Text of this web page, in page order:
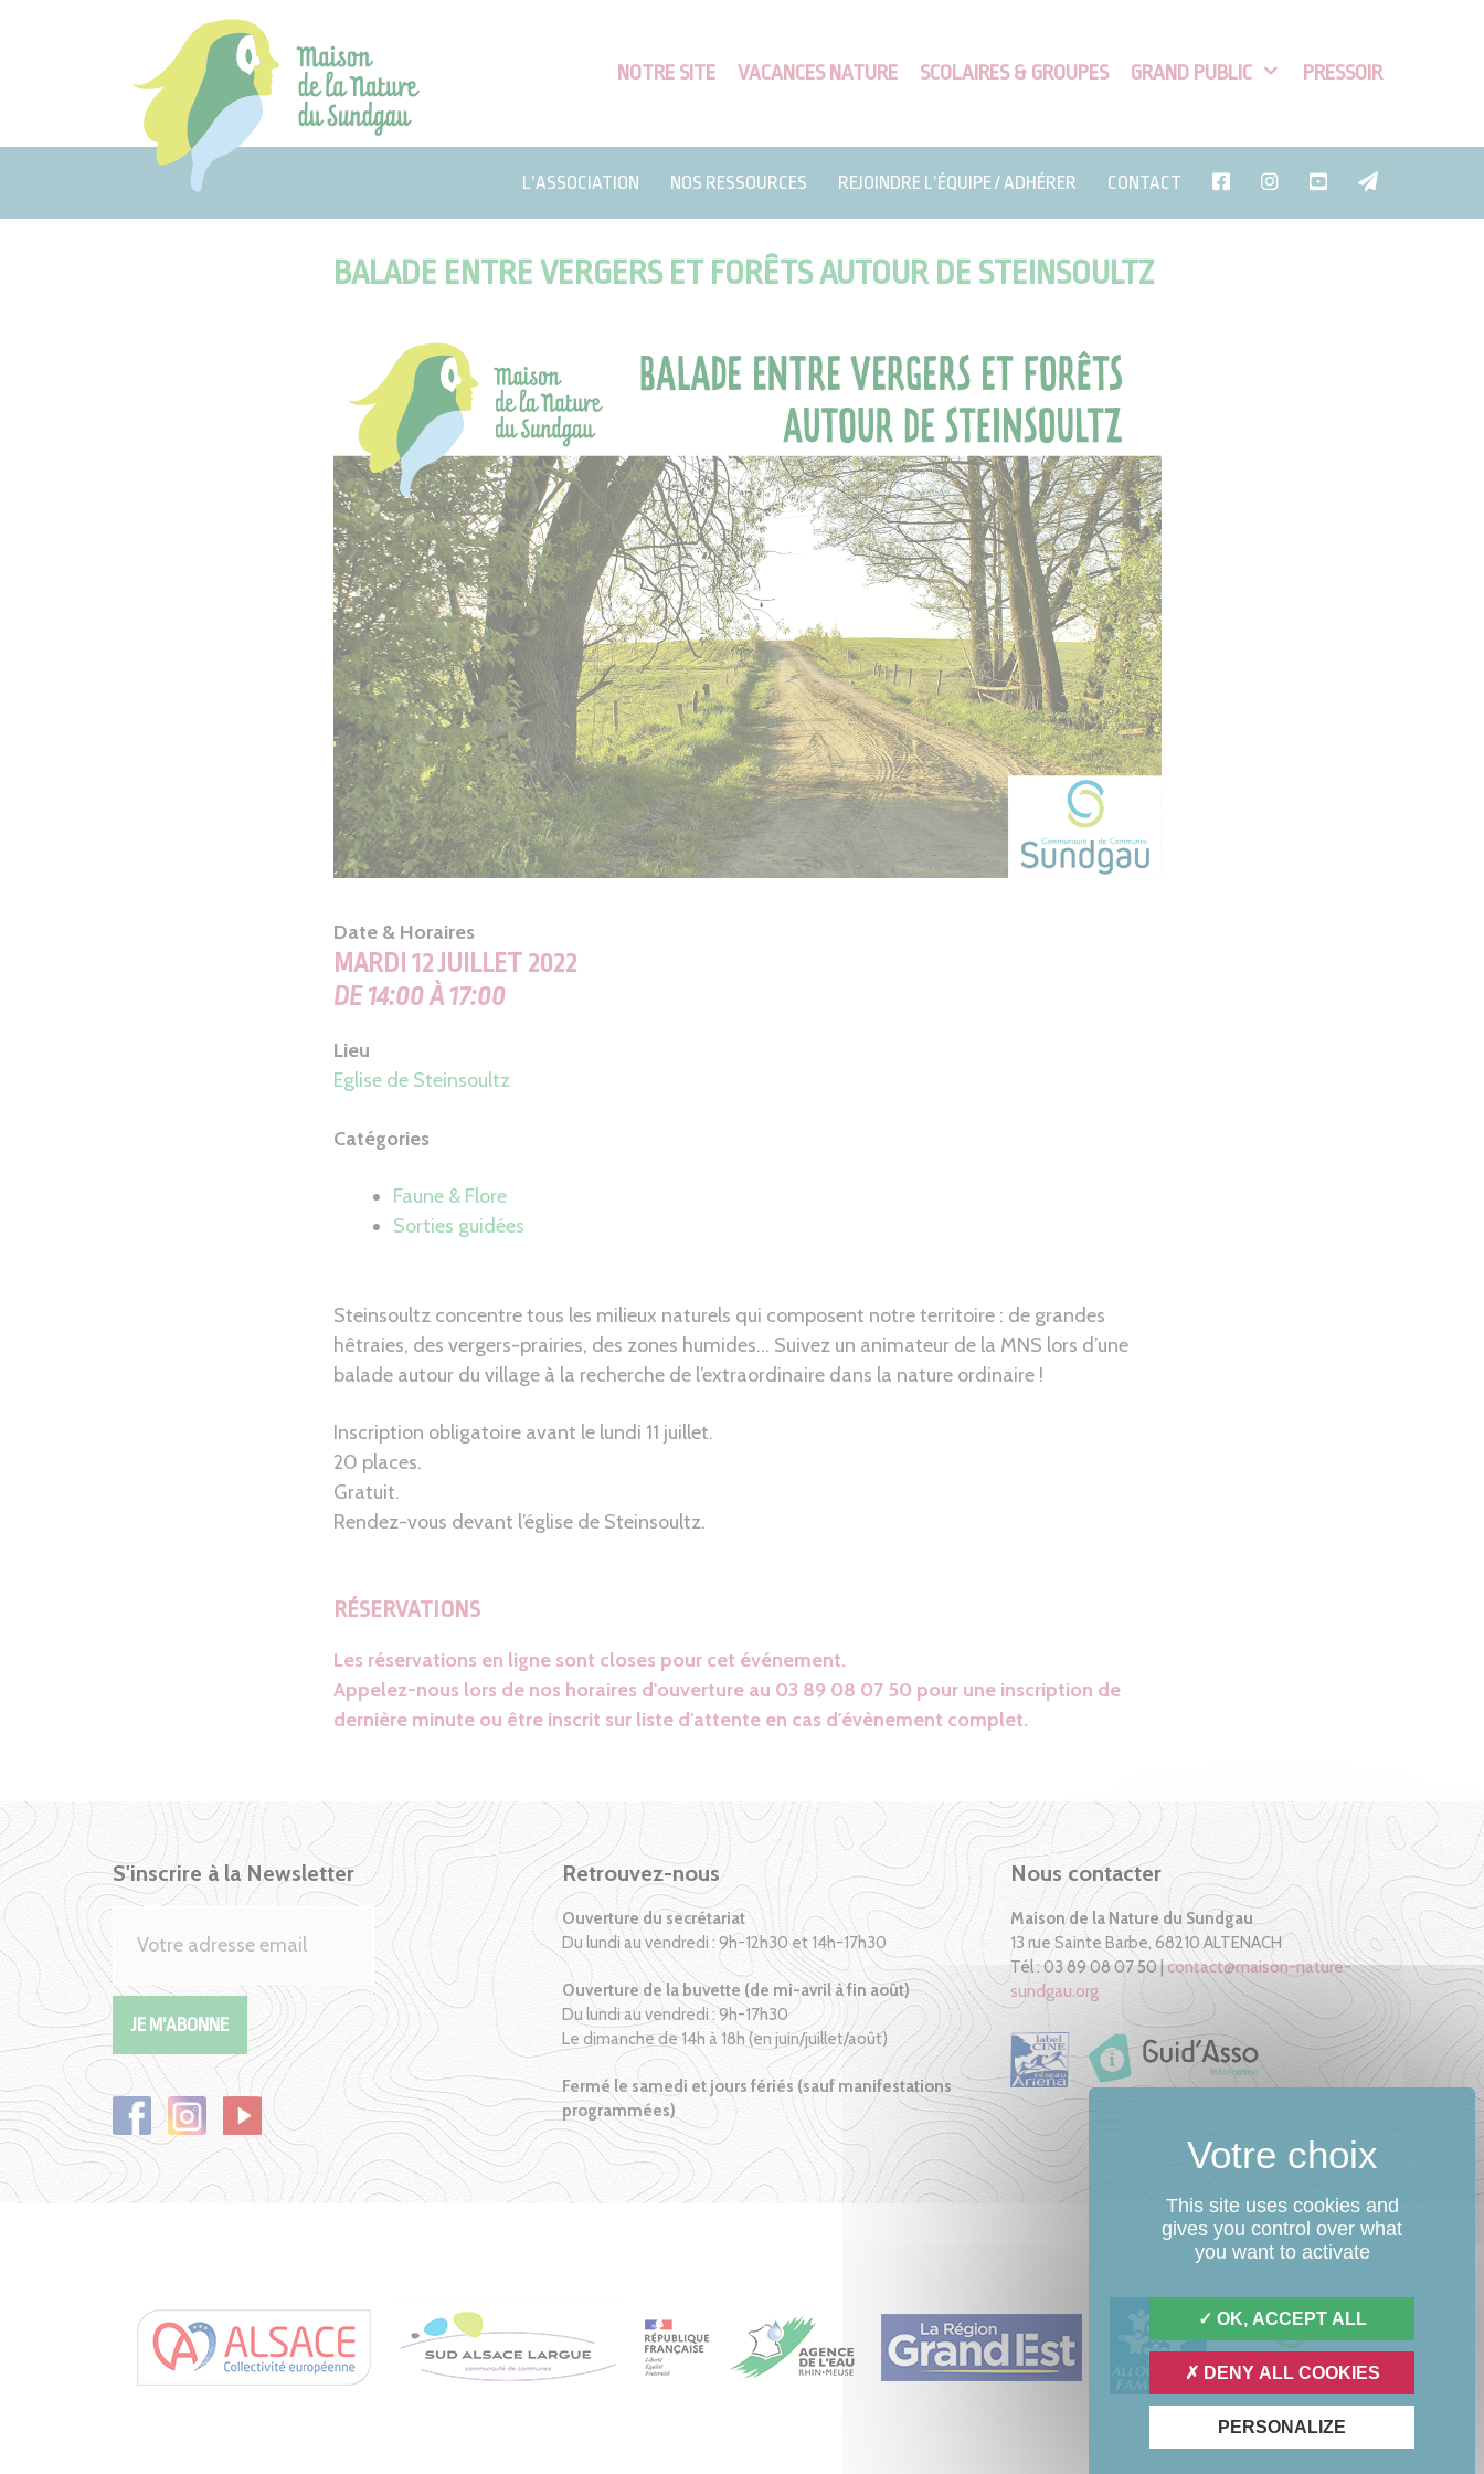
NOTRE SITE VACANCES NATURE SCOLAIRES & GROUPES GRAND PUBLIC PRESSOIR
L’ASSOCIATION NOS RESSOURCES REJOINDRE L’ÉQUIPE / ADHÉRER CONTACT
BALADE ENTRE VERGERS ET FORÊTS AUTOUR DE STEINSOULTZ
Date & Horaires
MARDI 12 JUILLET 2022
DE 14:00 À 17:00
Lieu
Eglise de Steinsoultz
Catégories
Faune & Flore
Sorties guidées
Steinsoultz concentre tous les milieux naturels qui composent notre territoire : de grandes
hêtraies, des vergers-prairies, des zones humides… Suivez un animateur de la MNS lors d’une
balade autour du village à la recherche de l’extraordinaire dans la nature ordinaire !
Inscription obligatoire avant le lundi 11 juillet.
20 places.
Gratuit.
Rendez-vous devant l’église de Steinsoultz.
RÉSERVATIONS
Les réservations en ligne sont closes pour cet événement.
Appelez-nous lors de nos horaires d'ouverture au 03 89 08 07 50 pour une inscription de
dernière minute ou être inscrit sur liste d'attente en cas d'évènement complet.
S'inscrire à la Newsletter Retrouvez-nous
Ouverture du secrétariat
Du lundi au vendredi : 9h-12h30 et 14h-17h30
Ouverture de la buvette (de mi-avril à fin août)
Du lundi au vendredi : 9h-17h30
Le dimanche de 14h à 18h (en juin/juillet/août)
Fermé le samedi et jours fériés (sauf manifestations
programmées)
Nous contacter
Maison de la Nature du Sundgau
13 rue Sainte Barbe, 68210 ALTENACH
Tél : 03 89 08 07 50 |contact@maison-nature-
sundgau.org
This site uses cookies and
gives you control over what
you want to activate
OK, ACCEPT ALL
DENY ALL COOKIES
PERSONALIZE